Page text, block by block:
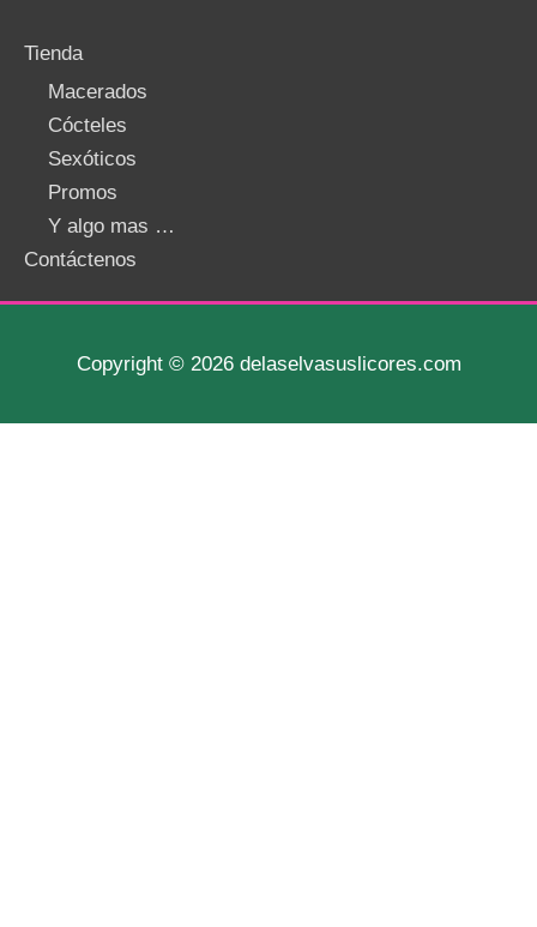
Tienda
Macerados
Cócteles
Sexóticos
Promos
Y algo mas …
Contáctenos
Copyright © 2026 delaselvasuslicores.com